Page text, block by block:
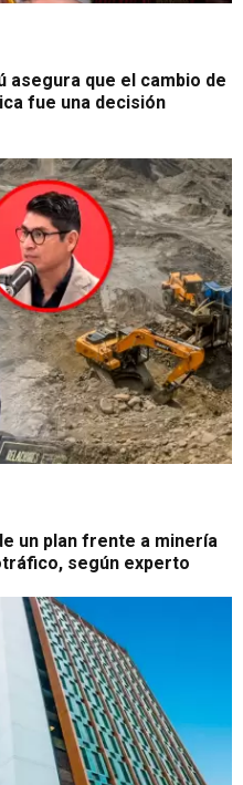
que el cambio de
fue una decisión
un plan frente a minería
según experto